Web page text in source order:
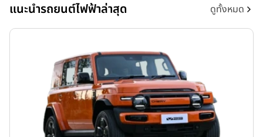
แนะนำรถยนต์ไฟฟ้าล่าสุด ดูทั้งหมด